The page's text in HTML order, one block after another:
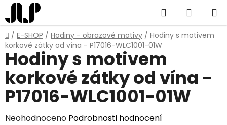
Přejít
na
obsah
Hledat
KOŠÍK
Domů
/ E-SHOP / Hodiny - obrazové motivy / Hodiny s motivem
korkové zátky od vína - P17016-WLC1001-01W
Hodiny s motivem
korkové zátky od vína -
P17016-WLC1001-01W
Průměrné
Neohodnoceno Podrobnosti hodnocení